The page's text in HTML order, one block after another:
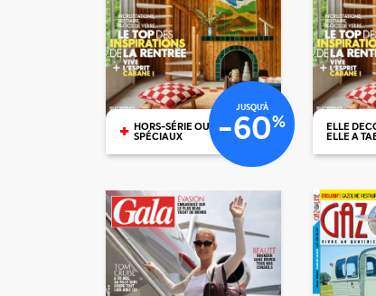
+ HORS-SÉRIE OU N°
SPÉCIAUX
JUSQU'À
-60%
€93
€60
ELLE
ELLE A